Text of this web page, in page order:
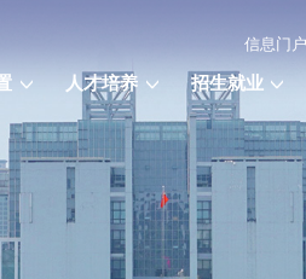
信息门户
人才培养 招生就业